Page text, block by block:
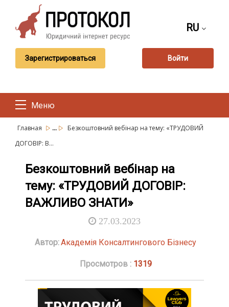
RU
Зарегистрироваться Войти
Меню
Главная ...
Безкоштовний вебінар на тему: «ТРУДОВИЙ
ДОГОВІР: В...
Безкоштовний вебінар на
тему: «ТРУДОВИЙ ДОГОВІР:
ВАЖЛИВО ЗНАТИ»
27.03.2023
Автор:Академія Консалтингового Бізнесу
Просмотров : 1319